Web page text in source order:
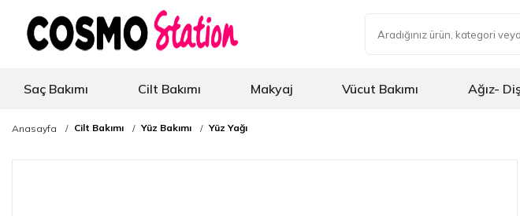
Saç Bakımı Cilt Bakımı Makyaj Vücut Bakımı Ağız-
Anasayfa Cilt Bakımı Yüz Bakımı Yüz Yağı